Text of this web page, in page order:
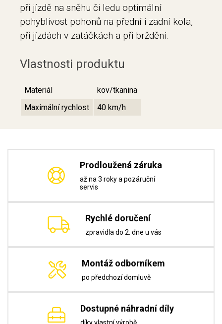
při jízdě na sněhu či ledu optimální
pohyblivost pohonů na přední i zadní kola,
při jízdách v zatáčkách a při brždění.
Vlastnosti produktu
Materiál
kov/tkanina
Maximální rychlost
40 km/h
Prodloužená záruka
až na 3 roky a pozáruční
servis
Rychlé doručení
zpravidla do 2. dne u vás
Montáž odborníkem
po předchozí domluvě
Dostupné náhradní díly